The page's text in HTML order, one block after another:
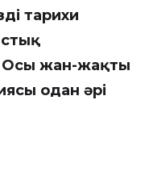
тарихи
Осы жан-жақты
одан әрі